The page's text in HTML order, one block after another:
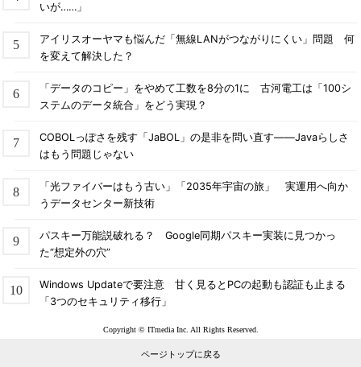
いが……」
アイリスオーヤマも悩んだ「無線LANがつながりにくい」問題 何
を変えて解決した？
「データのコピー」をやめて工数を8分の1に 古河電工は「100シ
ステムのデータ統合」をどう実現？
COBOLっぽさを残す「JaBOL」の是非を問い直す――Javaらしさ
はもう問題じゃない
「光ファイバーはもう古い」「2035年宇宙の旅」 実運用へ向か
うデータセンター新技術
パスキー万能説破れる？ Google同期パスキー実装に見つかっ
た“想定外の穴”
Windows Updateで要注意 甘く見るとPCの起動も認証も止まる
「3つのセキュリティ移行」
Copyright © ITmedia Inc. All Rights Reserved.
ページトップに戻る